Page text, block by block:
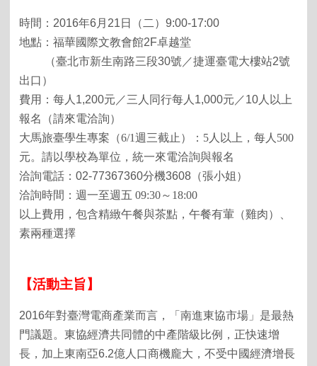
時間： 2016年6月 21 日（二）9:00-17:00
地點：福華國際文教會館2F卓越堂
（臺北市新生南路三段30號／捷運臺電大樓站2號
出口）
費用：每人 1,200元／三人同行每人 1,000元／10 人以上
報名（請來電洽詢）
大馬旅臺學生專案（6/1週三截止）：5人以上，每人500
元。請以學校為單位，統一來電洽詢與報名
洽詢電話：02-77367360分機3608 （張小姐）
洽詢時間：週一至週五 09:30～18:00
以上費用，包含精緻午餐與茶點，午餐有葷（雞肉）、
素兩種選擇
【活動主旨】
2016年對臺灣電商產業而言，「南進東協市場」是最熱
門議題。東協經濟共同體的中產階級比例，正快速增
長，加上東南亞6.2億人口商機龐大，不受中國經濟增長